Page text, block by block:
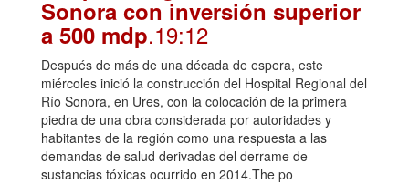
Sonora con inversión superior
a 500 mdp.19:12
Después de más de una década de espera, este
miércoles inició la construcción del Hospital Regional del
Río Sonora, en Ures, con la colocación de la primera
piedra de una obra considerada por autoridades y
habitantes de la región como una respuesta a las
demandas de salud derivadas del derrame de
sustancias tóxicas ocurrido en 2014.The po